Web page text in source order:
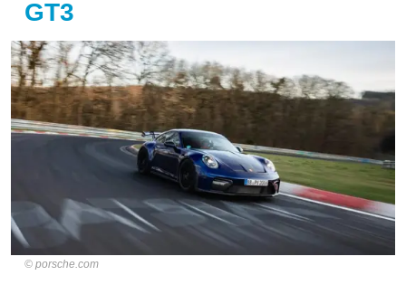
GT3
porsche.com